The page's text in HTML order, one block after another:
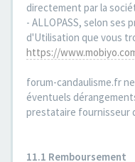
directement par la
- ALLOPASS, selon ses
d'Utilisation que vous
https://
forum-candaulisme.fr
éventuels
prestataire fournisseur
11.1 Remboursement